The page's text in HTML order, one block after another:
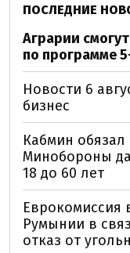
ПОСЛЕДНИЕ
Аграрии
по программе
Новости 6
бизнес
Кабмин
Минобороны
18 до 60 лет
Еврокомиссия
Румынии в
отказ от